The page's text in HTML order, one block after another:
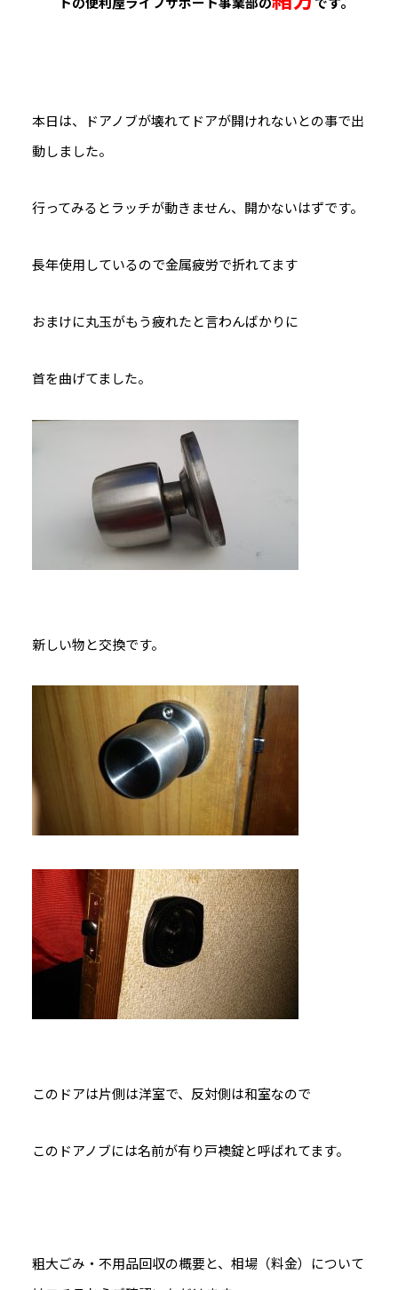
本日は、ドアノブが壊れてドアが開けれないとの事で出
動しました。
行ってみるとラッチが動きません、開かないはずです。
長年使用しているので金属疲労で折れてます
おまけに丸玉がもう疲れたと言わんばかりに
首を曲げてました。
新しい物と交換です。
このドアは片側は洋室で、反対側は和室なので
このドアノブには名前が有り戸襖錠と呼ばれてます。
粗大ごみ・不用品回収の概要と、相場（料金）について